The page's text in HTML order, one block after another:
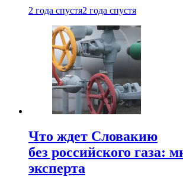
2 года спустя2 года спустя
Что ждет Словакию
без российского газа:
эксперта